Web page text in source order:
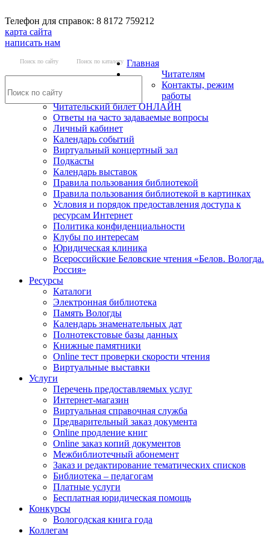
Телефон для справок: 8 8172 759212
карта сайта
написать нам
Поиск по сайту Поиск по каталогу Главная
Читателям
Контакты, режим
работы
Читательский билет ОНЛАЙН
Ответы на часто задаваемые вопросы
Личный кабинет
Календарь событий
Виртуальный концертный зал
Подкасты
Календарь выставок
Правила пользования библиотекой
Правила пользования библиотекой в картинках
Условия и порядок предоставления доступа к
ресурсам Интернет
Политика конфиденциальности
Клубы по интересам
Юридическая клиника
Всероссийские Беловские чтения «Белов. Вологда.
Россия»
Ресурсы
Каталоги
Электронная библиотека
Память Вологды
Календарь знаменательных дат
Полнотекстовые базы данных
Книжные памятники
Online тест проверки скорости чтения
Виртуальные выставки
Услуги
Перечень предоставляемых услуг
Интернет-магазин
Виртуальная справочная служба
Предварительный заказ документа
Online продление книг
Online заказ копий документов
Межбиблиотечный абонемент
Заказ и редактирование тематических списков
Библиотека – педагогам
Платные услуги
Бесплатная юридическая помощь
Конкурсы
Вологодская книга года
Коллегам